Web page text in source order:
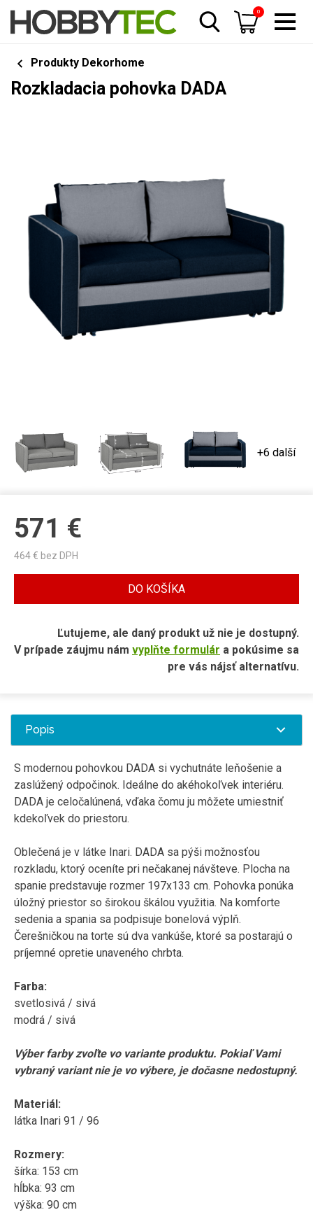
0
Produkty Dekorhome
Rozkladacia pohovka DADA
+6 další
571 €
464€ bez DPH
DO KOŠÍKA
Ľutujeme, ale daný produkt už nie je dostupný.
V prípade záujmu nám vyplňte formulár a pokúsime sa
pre vás nájsť alternatívu.
Popis
S modernou pohovkou DADA si vychutnáte leňošenie a
zaslúžený odpočinok. Ideálne do akéhokoľvek interiéru.
DADA je celočalúnená, vďaka čomu ju môžete umiestniť
kdekoľvek do priestoru.
Oblečená je v látke Inari. DADA sa pýši možnosťou
rozkladu, ktorý oceníte pri nečakanej návšteve. Plocha na
spanie predstavuje rozmer 197x133 cm. Pohovka ponúka
úložný priestor so širokou škálou využitia. Na komforte
sedenia a spania sa podpisuje bonelová výplň.
Čerešničkou na torte sú dva vankúše, ktoré sa postarajú o
príjemné opretie unaveného chrbta.
Farba:
svetlosivá / sivá
modrá / sivá
Výber farby zvoľte vo variante produktu. Pokiaľ Vami
vybraný variant nie je vo výbere, je dočasne nedostupný.
Materiál:
látka Inari 91 / 96
Rozmery:
šírka: 153 cm
hĺbka: 93 cm
výška: 90 cm